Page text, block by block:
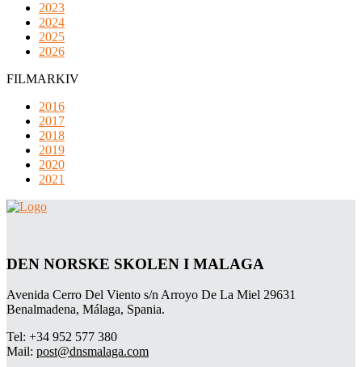
2023
2024
2025
2026
FILMARKIV
2016
2017
2018
2019
2020
2021
DEN NORSKE SKOLEN I MALAGA
Avenida Cerro Del Viento s/n Arroyo De La Miel 29631
Benalmadena, Málaga, Spania.
Tel: +34 952 577 380
Mail: post@dnsmalaga.com